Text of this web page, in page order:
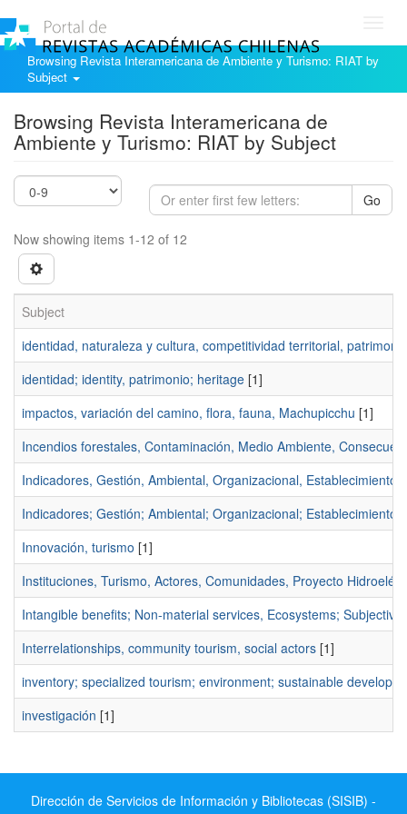
Browsing Revista Interamericana de Ambiente y Turismo: RIAT by
Subject
Browsing Revista Interamericana de
Ambiente y Turismo: RIAT by Subject
Go
Now showing items 1-12 of 12
Subject
identidad, naturaleza y cultura, competitividad territorial,
identidad; identity, patrimonio; heritage [1]
impactos, variación del camino, flora, fauna, Machupicchu [1]
Incendios forestales, Contaminación, Medio Ambiente,
Indicadores, Gestión, Ambiental, Organizacional,
Indicadores; Gestión; Ambiental; Organizacional;
Innovación, turismo [1]
Instituciones, Turismo, Actores, Comunidades, Proyecto
Intangible benefits; Non-material services, Ecosystems;
Interrelationships, community tourism, social actors [1]
inventory; specialized tourism; environment; sustainable
investigación [1]
Dirección de Servicios de Información y Bibliotecas (SISIB) -